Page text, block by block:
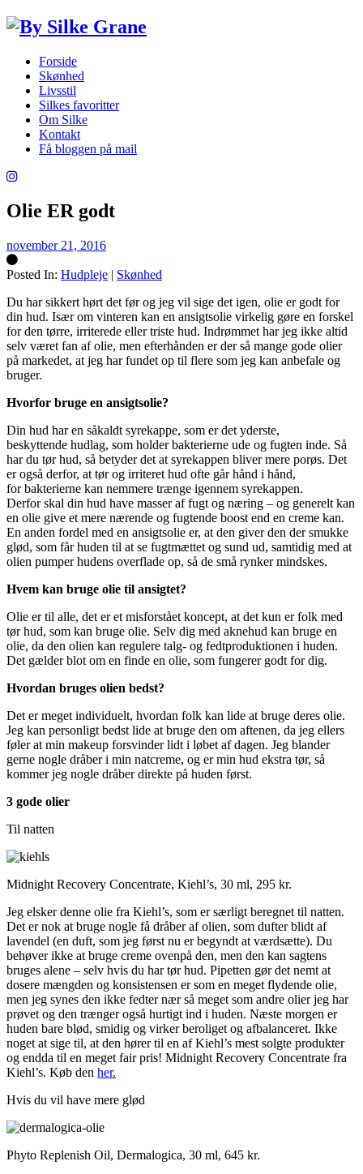
Forside
Skønhed
Livsstil
Silkes favoritter
Om Silke
Kontakt
Få bloggen på mail
Olie ER godt
november 21, 2016
Posted In: Hudpleje | Skønhed
Du har sikkert hørt det før og jeg vil sige det igen, olie er godt for
din hud. Især om vinteren kan en ansigtsolie virkelig gøre en forskel
for den tørre, irriterede eller triste hud. Indrømmet har jeg ikke altid
selv været fan af olie, men efterhånden er der så mange gode olier
på markedet, at jeg har fundet op til flere som jeg kan anbefale og
bruger.
Hvorfor bruge en ansigtsolie?
Din hud har en såkaldt syrekappe, som er det yderste,
beskyttende hudlag, som holder bakterierne ude og fugten inde. Så
har du tør hud, så betyder det at syrekappen bliver mere porøs. Det
er også derfor, at tør og irriteret hud ofte går hånd i hånd,
for bakterierne kan nemmere trænge igennem syrekappen.
Derfor skal din hud have masser af fugt og næring – og generelt kan
en olie give et mere nærende og fugtende boost end en creme kan.
En anden fordel med en ansigtsolie er, at den giver den der smukke
glød, som får huden til at se fugtmættet og sund ud, samtidig med at
olien pumper hudens overflade op, så de små rynker mindskes.
Hvem kan bruge olie til ansigtet?
Olie er til alle, det er et misforstået koncept, at det kun er folk med
tør hud, som kan bruge olie. Selv dig med aknehud kan bruge en
olie, da den olien kan regulere talg- og fedtproduktionen i huden.
Det gælder blot om en finde en olie, som fungerer godt for dig.
Hvordan bruges olien bedst?
Det er meget individuelt, hvordan folk kan lide at bruge deres olie.
Jeg kan personligt bedst lide at bruge den om aftenen, da jeg ellers
føler at min makeup forsvinder lidt i løbet af dagen. Jeg blander
gerne nogle dråber i min natcreme, og er min hud ekstra tør, så
kommer jeg nogle dråber direkte på huden først.
3 gode olier
Til natten
Midnight Recovery Concentrate, Kiehl’s, 30 ml, 295 kr.
Jeg elsker denne olie fra Kiehl’s, som er særligt beregnet til natten.
Det er nok at bruge nogle få dråber af olien, som dufter blidt af
lavendel (en duft, som jeg først nu er begyndt at værdsætte). Du
behøver ikke at bruge creme ovenpå den, men den kan sagtens
bruges alene – selv hvis du har tør hud. Pipetten gør det nemt at
dosere mængden og konsistensen er som en meget flydende olie,
men jeg synes den ikke fedter nær så meget som andre olier jeg har
prøvet og den trænger også hurtigt ind i huden. Næste morgen er
huden bare blød, smidig og virker beroliget og afbalanceret. Ikke
noget at sige til, at den hører til en af Kiehl’s mest solgte produkter
og endda til en meget fair pris! Midnight Recovery Concentrate fra
Kiehl’s. Køb den her.
Hvis du vil have mere glød
Phyto Replenish Oil, Dermalogica, 30 ml, 645 kr.